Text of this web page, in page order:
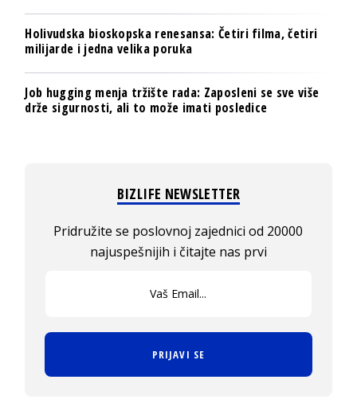
Holivudska bioskopska renesansa: Četiri filma, četiri
milijarde i jedna velika poruka
Job hugging menja tržište rada: Zaposleni se sve više
drže sigurnosti, ali to može imati posledice
BIZLIFE NEWSLETTER
Pridružite se poslovnoj zajednici od 20000
najuspešnijih i čitajte nas prvi
PRIJAVI SE